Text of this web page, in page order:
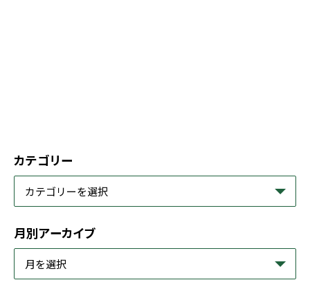
カテゴリー
月別アーカイブ